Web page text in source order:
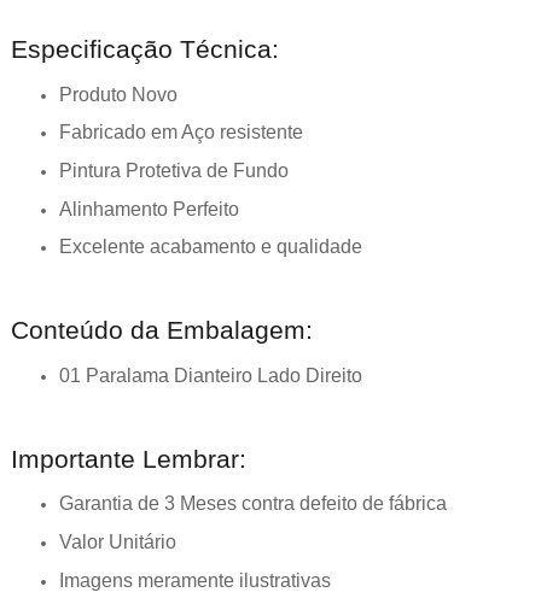
Especificação Técnica:
Produto Novo
Fabricado em Aço resistente
Pintura Protetiva de Fundo
Alinhamento Perfeito
Excelente acabamento e qualidade
Conteúdo da Embalagem:
01 Paralama Dianteiro Lado Direito
Importante Lembrar:
Garantia de 3 Meses contra defeito de fábrica
Valor Unitário
Imagens meramente ilustrativas